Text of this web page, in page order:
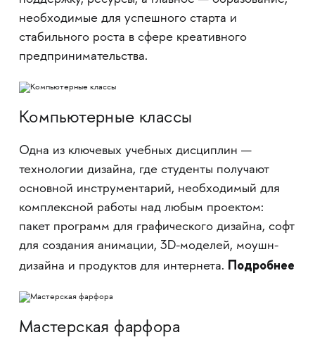
необходимые для успешного старта и
стабильного роста в сфере креативного
предпринимательства.
Компьютерные классы
Одна из ключевых учебных дисциплин —
технологии дизайна, где студенты получают
основной инструментарий, необходимый для
комплексной работы над любым проектом:
пакет программ для графического дизайна, софт
для создания анимации, 3D-моделей, моушн-
дизайна и продуктов для интернета. Подробнее
Мастерская фарфора